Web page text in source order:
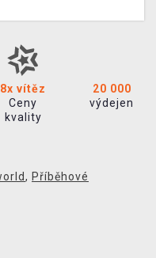
8x vítěz
Ceny
kvality
20 000
výdejen
, Příběhové